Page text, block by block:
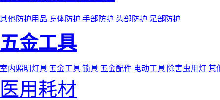
其他防护用品 身体防护 手部防护 头部防护 足部防护
五金工具
室内照明灯具 五金工具 锁具 五金配件 电动工具 除害虫用灯 其
医用耗材